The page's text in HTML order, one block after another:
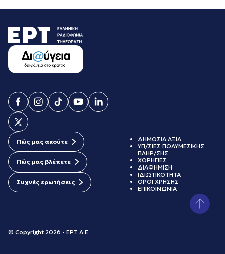
Πώς μας ακούτε
Πώς μας βλέπετε
Συχνές ερωτήσεις
© Copyright 2026 - ΕΡΤ Α.Ε.
ΔΗΜΟΣΙΑ ΑΞΙΑ
ΥΠ/ΣΙΕΣ ΠΟΛΥΜΕΣΙΚΗΣ
ΠΛΗΡ/ΣΗΣ
ΧΟΡΗΓΙΕΣ
ΔΙΑΦΗΜΙΣΗ
ΙΔΙΩΤΙΚΟΤΗΤΑ
ΟΡΟΙ ΧΡΗΣΗΣ
ΕΠΙΚΟΙΝΩΝΙΑ